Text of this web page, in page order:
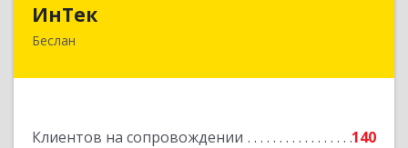
ИнТек
Беслан
Клиентов на сопровождении
140
Подробнее